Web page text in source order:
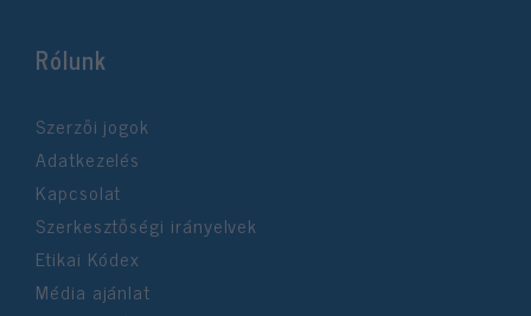
Rólunk
Szerzői jogok
Adatkezelés
Kapcsolat
Szerkesztőségi irányelvek
Etikai Kódex
Média ajánlat